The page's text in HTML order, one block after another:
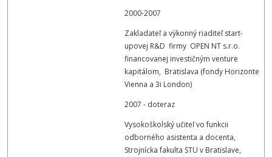
2000-2007
Zakladateľ a výkonný riaditeľ start-
upovej R&D firmy OPEN NT s.r.o.
financovanej investičným venture
kapitálom, Bratislava (fondy Horizonte
Vienna a 3i London)
2007 - doteraz
Vysokoškolský učiteľ vo funkcii
odborného asistenta a docenta,
Strojnícka fakulta STU v Bratislave,